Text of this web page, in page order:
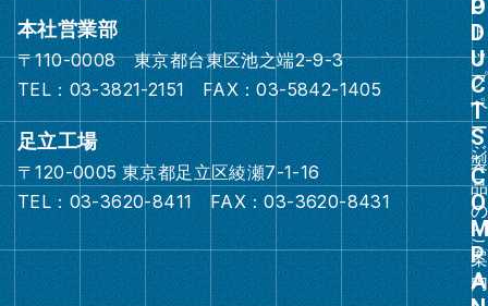
本社営業部
〒110-0008 東京都台東区池之端2-9-3
TEL：03-3821-2151 FAX：03-5842-1405
足立工場
〒120-0005 東京都足立区綾瀬7-1-16
TEL：03-3620-8411 FAX：03-3620-8431
ト
ッ
プ
ペ
ー
ジ
ー
プ
リ
ン
ク
グ
ル
ー
プ
リ
製
品
の
ご
案
内